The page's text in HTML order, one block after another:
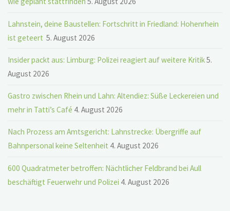
Lahnstein, deine Baustellen: Fortschritt in Friedland: Hohenrhein
ist geteert 5. August 2026
Insider packt aus: Limburg: Polizei reagiert auf weitere Kritik5.
August 2026
Gastro zwischen Rhein und Lahn: Altendiez: Süße Leckereien und
mehr in Tatti’s Café 4. August 2026
Nach Prozess am Amtsgericht: Lahnstrecke: Übergriffe auf
Bahnpersonal keine Seltenheit 4. August 2026
600 Quadratmeter betroffen: Nächtlicher Feldbrand bei Aull
beschäftigt Feuerwehr und Polizei 4. August 2026